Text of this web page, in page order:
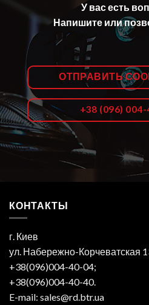
У вас есть
Напишите или
ОТПРАВИТЬ
+38 (096)
КОНТАКТЫ
г. Киев
ул. Набережно-Корчеватская
+38(096)004-40-04;
+38(096)004-40-40.
E-mail: sales@rd.btr.ua